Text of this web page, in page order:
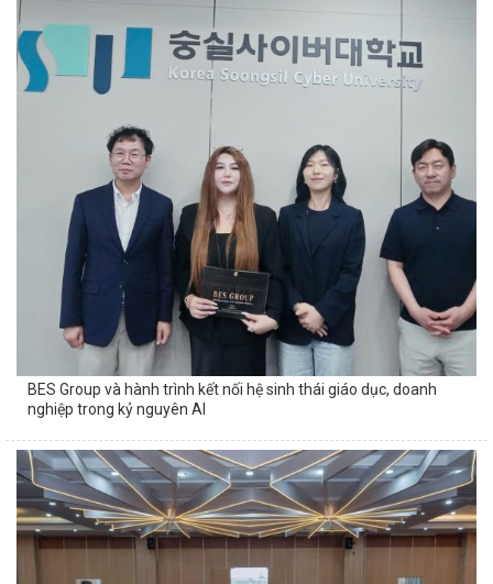
BES Group và hành trình kết nối hệ sinh thái giáo dục, doanh
nghiệp trong kỷ nguyên AI